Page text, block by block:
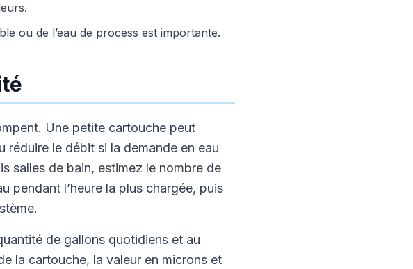
ou de l’eau de process est importante.
Une petite cartouche peut
réduire le débit si la demande en eau
salles de bain, estimez le nombre de
pendant l’heure la plus chargée, puis
de gallons quotidiens et au
la cartouche, la valeur en microns et